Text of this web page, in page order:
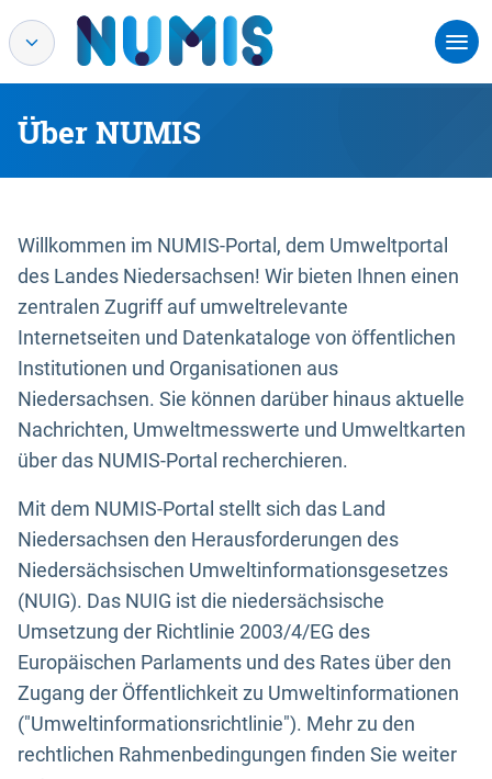
Über NUMIS
Willkommen im NUMIS-Portal, dem Umweltportal
des Landes Niedersachsen! Wir bieten Ihnen einen
zentralen Zugriff auf umweltrelevante
Internetseiten und Datenkataloge von öffentlichen
Institutionen und Organisationen aus
Niedersachsen. Sie können darüber hinaus aktuelle
Nachrichten, Umweltmesswerte und Umweltkarten
über das NUMIS-Portal recherchieren.
Mit dem NUMIS-Portal stellt sich das Land
Niedersachsen den Herausforderungen des
Niedersächsischen Umweltinformationsgesetzes
(NUIG). Das NUIG ist die niedersächsische
Umsetzung der Richtlinie 2003/4/EG des
Europäischen Parlaments und des Rates über den
Zugang der Öffentlichkeit zu Umweltinformationen
("Umweltinformationsrichtlinie"). Mehr zu den
rechtlichen Rahmenbedingungen finden Sie weiter